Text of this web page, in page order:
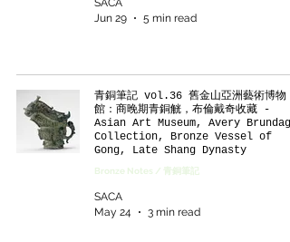
SACA
Jun 29
5 min read
青銅筆記 vol.36 舊金山亞洲藝術博物
館：商晚期青銅觥，布倫戴奇收藏 -
Asian Art Museum, Avery Brundage
Collection, Bronze Vessel of
Gong, Late Shang Dynasty
Bronze Notes / 青銅筆記
SACA
May 24
3 min read